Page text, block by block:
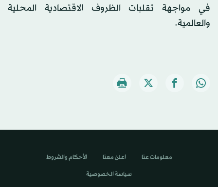
في مواجهة تقلبات الظروف الاقتصادية المحلية
والعالمية.
معلومات عنا اعلن معنا الأحكام والشروط
سياسة الخصوصية